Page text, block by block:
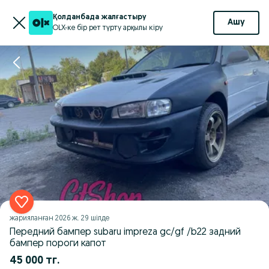
Қолданбада жалғастыру
OLX-ке бір рет түрту арқылы кіру
Ашу
жарияланған 2026 ж. 29 шілде
Передний бампер subaru impreza gc/gf /b22 задний
бампер пороги капот
45 000 тг.